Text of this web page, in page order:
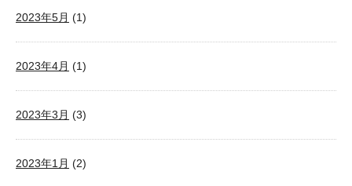
2023年5月 (1)
2023年4月 (1)
2023年3月 (3)
2023年1月 (2)